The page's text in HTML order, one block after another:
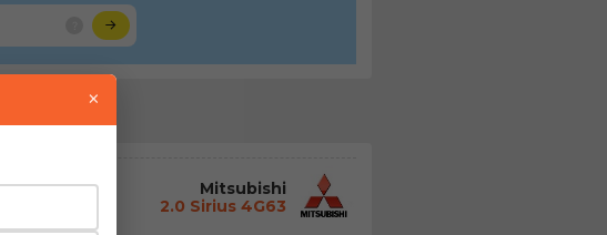
Mitsubishi
2.0 Sirius 4G63
×